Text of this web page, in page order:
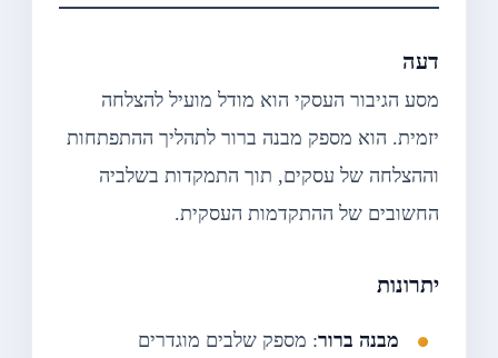
דעה
מסע הגיבור העסקי הוא מודל מועיל להצלחה
יזמית. הוא מספק מבנה ברור לתהליך ההתפתחות
וההצלחה של עסקים, תוך התמקדות בשלביה
החשובים של ההתקדמות העסקית.
יתרונות
מבנה ברור: מספק שלבים מוגדרים